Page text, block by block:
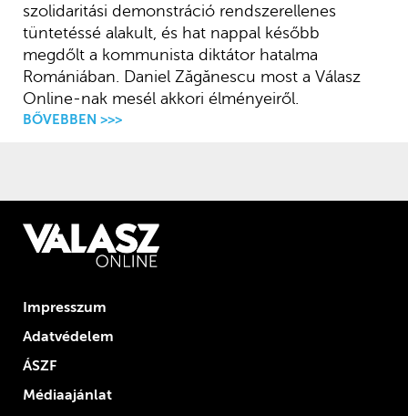
szolidaritási demonstráció rendszerellenes
tüntetéssé alakult, és hat nappal később
megdőlt a kommunista diktátor hatalma
Romániában. Daniel Zăgănescu most a Válasz
Online-nak mesél akkori élményeiről.
BŐVEBBEN >>>
Impresszum
Adatvédelem
ÁSZF
Médiaajánlat